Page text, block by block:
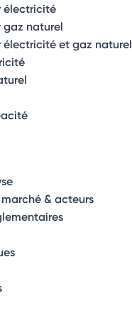
électricité
naturel
et gaz naturel
& acteurs